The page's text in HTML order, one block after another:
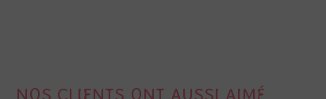
NOS CLIENTS ONT AUSSI AIMÉ